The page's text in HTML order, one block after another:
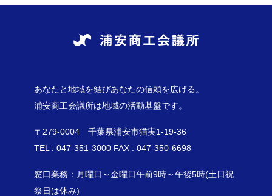
あなたと地域を結びあなたの信頼を広げる。
浦安商工会議所は地域の活動基盤です。
〒279-0004 千葉県浦安市猫実1-19-36
TEL : 047-351-3000 FAX : 047-350-6698
窓口業務：月曜日～金曜日午前9時～午後5時(土日祝
祭日は休み)